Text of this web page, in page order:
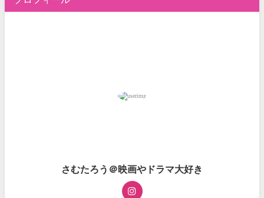
さむたろう＠映画やドラマ大好き